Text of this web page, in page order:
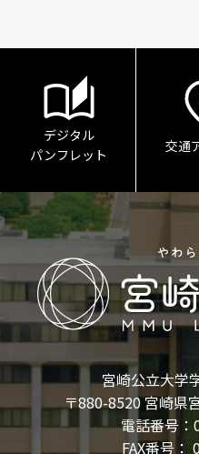
デジタル
パンフレット
交通
宮崎公立大学
〒880-8520 宮崎県
電話番号
FAX番号：